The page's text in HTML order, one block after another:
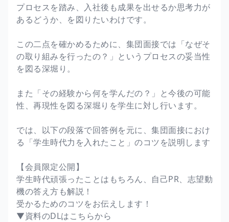
プロセスを踏み、入社後も成果を出せるか思考力が
あるどうか、を図りたいわけです。
この二点を確かめるために、集団面接では「なぜそ
の取り組みを行ったの？」というプロセスの妥当性
を図る深堀り。
また「その経験から何を学んだの？」と今後の可能
性、再現性を図る深堀りを学生に対し行います。
では、以下の段落で回答例を元に、集団面接におけ
る「学生時代力を入れたこと」のコツを説明します
【会員限定公開】
学生時代頑張ったことはもちろん、自己PR、志望動
機の答え方も解説！
受かるためのコツをお伝えします！
▼資料のDLはこちらから